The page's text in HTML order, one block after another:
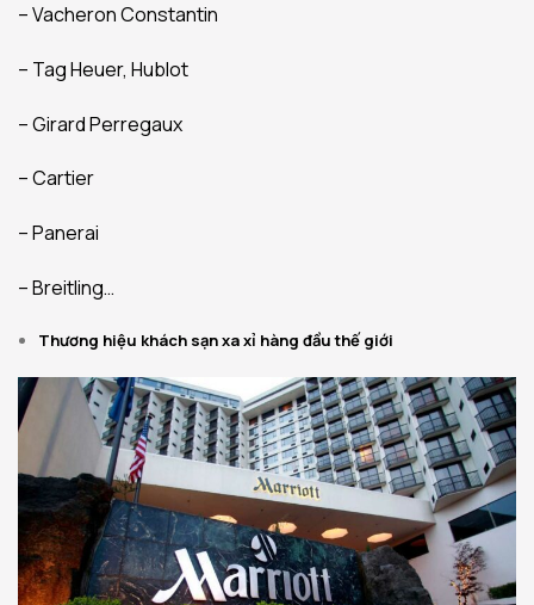
– Vacheron Constantin
– Tag Heuer, Hublot
– Girard Perregaux
– Cartier
– Panerai
– Breitling…
Thương hiệu khách sạn xa xỉ hàng đầu thế giới